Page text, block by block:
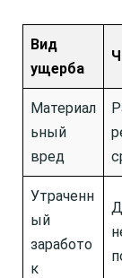
Вид
ущерба
Материал
ьный
вред
Утраченн
ый
заработо
к